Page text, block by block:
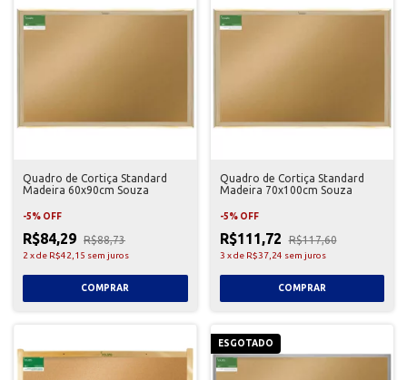
Quadro de Cortiça Standard
Madeira 60x90cm Souza
-5% OFF
R$84,29 R$88,73
2 xde R$42,15 sem juros
Quadro de Cortiça Standard
Madeira 70x100cm Souza
-5% OFF
R$111,72 R$117,60
3 xde R$37,24 sem juros
ESGOTADO